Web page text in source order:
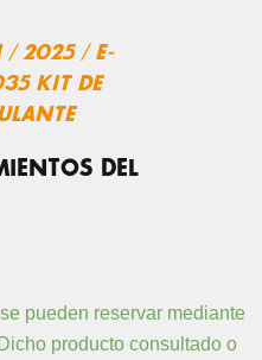
/ 2025/ E-
KIT DE
DEL
pueden reservar mediante
producto consultado o